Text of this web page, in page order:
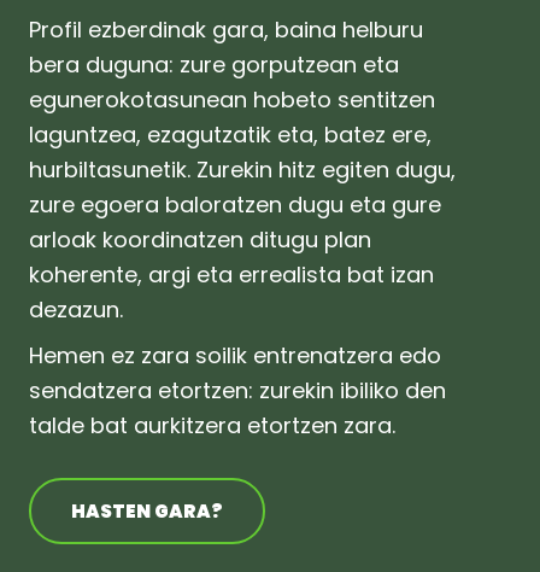
Profil ezberdinak gara, baina helburu
bera duguna: zure gorputzean eta
egunerokotasunean hobeto sentitzen
laguntzea, ezagutzatik eta, batez ere,
hurbiltasunetik. Zurekin hitz egiten dugu,
zure egoera baloratzen dugu eta gure
arloak koordinatzen ditugu plan
koherente, argi eta errealista bat izan
dezazun.
Hemen ez zara soilik entrenatzera edo
sendatzera etortzen: zurekin ibiliko den
talde bat aurkitzera etortzen zara.
HASTEN GARA?